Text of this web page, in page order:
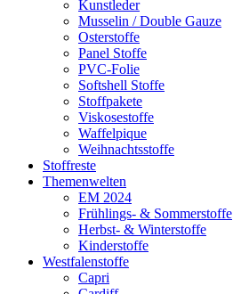
Kunstleder
Musselin / Double Gauze
Osterstoffe
Panel Stoffe
PVC-Folie
Softshell Stoffe
Stoffpakete
Viskosestoffe
Waffelpique
Weihnachtsstoffe
Stoffreste
Themenwelten
EM 2024
Frühlings- & Sommerstoffe
Herbst- & Winterstoffe
Kinderstoffe
Westfalenstoffe
Capri